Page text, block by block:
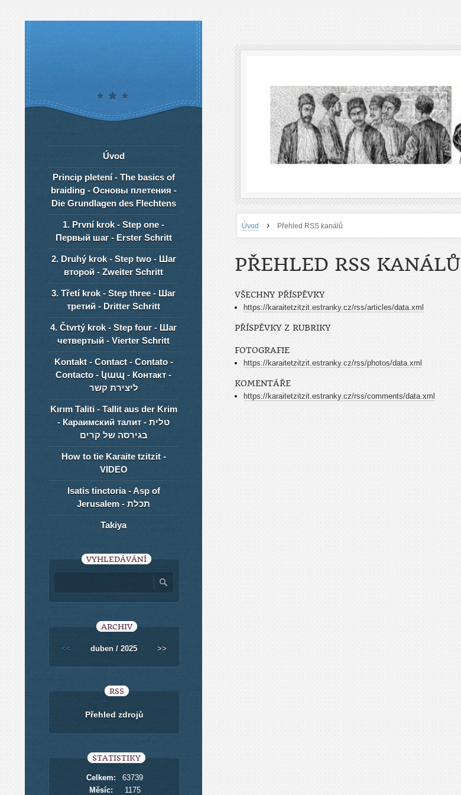
Úvod › Přehled RSS kanálů
PŘEHLED RSS KANÁLŮ
VŠECHNY PŘÍSPĚVKY
https://karaitetzitzit.estranky.cz/rss/articles/data.xml
PŘÍSPĚVKY Z RUBRIKY
FOTOGRAFIE
https://karaitetzitzit.estranky.cz/rss/photos/data.xml
KOMENTÁŘE
https://karaitetzitzit.estranky.cz/rss/comments/data.xml
Úvod
Princip pletení - The basics of
braiding - Основы плетения -
Die Grundlagen des Flechtens
1. První krok - Step one -
Первый шаг - Erster Schritt
2. Druhý krok - Step two - Шаг
второй - Zweiter Schritt
3. Třetí krok - Step three - Шаг
третий - Dritter Schritt
4. Čtvrtý krok - Step four - Шаг
четвертый - Vierter Schritt
Kontakt - Contact - Contato -
Contacto - կապ - Контакт -
ליצירת קשר
Kırım Taliti - Tallit aus der Krim
- Караимский талит - טלית
בגירסה של קרים
How to tie Karaite tzitzit -
VIDEO
Isatis tinctoria - Asp of
Jerusalem - תכלת
Takiya
VYHLEDÁVÁNÍ
ARCHIV
<< duben / 2025 >>
RSS
Přehled zdrojů
STATISTIKY
Celkem:
63739
Měsíc:
1175